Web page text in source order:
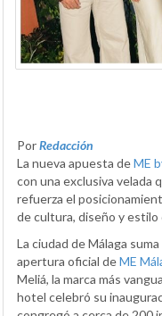
PorRedacción
La nueva apuesta deME
con una exclusiva velada
refuerza el
de cultura, diseño y estilo
La ciudad de Málaga
apertura oficial deME
Meliá, la marca más
hotel celebró su